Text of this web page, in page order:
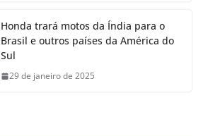
Honda trará motos da Índia para o
Brasil e outros países da América do
Sul
29 de janeiro de 2025